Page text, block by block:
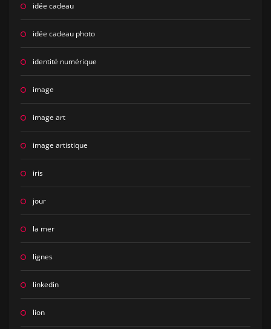
idée cadeau
idée cadeau photo
identité numérique
image
image art
image artistique
iris
jour
la mer
lignes
linkedin
lion